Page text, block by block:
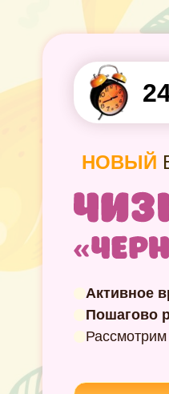
НОВЫЙ
Активное
Пошагово